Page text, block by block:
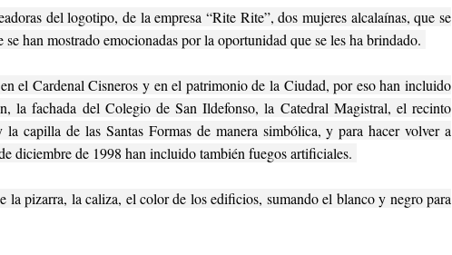
del logotipo, de la empresa “Rite Rite”, dos mujeres alcalaínas, que se
han mostrado emocionadas por la oportunidad que se les ha brindado.
el Cardenal Cisneros y en el patrimonio de la Ciudad, por eso han incluido
la fachada del Colegio de San Ildefonso, la Catedral Magistral, el recinto
capilla de las Santas Formas de manera simbólica, y para hacer volver a
diciembre de 1998 han incluido también fuegos artificiales.
la pizarra, la caliza, el color de los edificios, sumando el blanco y negro para